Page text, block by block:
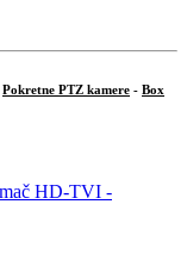
Pokretne PTZ kamere - Box